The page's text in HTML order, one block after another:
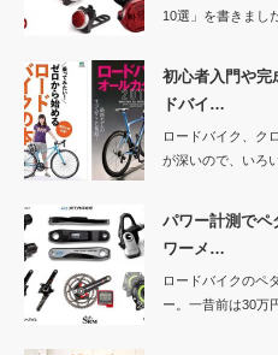
10選」を書きまし
初心者入門や完
ドバイ…
ロードバイク、ク
が深いので、いろ
パワー計測でペ
ワーメ…
ロードバイクのペ
ー。一昔前は30万